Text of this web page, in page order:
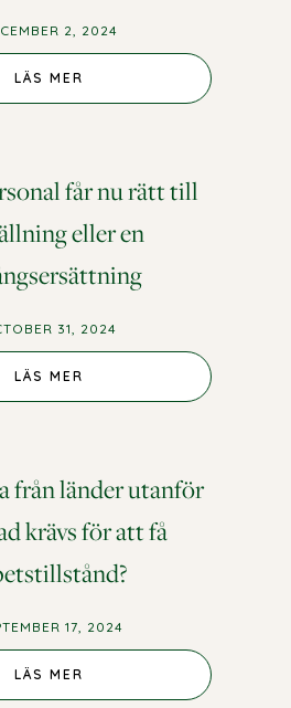
2, 2024
LÄS MER
får nu rätt till
eller en
31, 2024
LÄS MER
från länder utanför
krävs för att få
17, 2024
LÄS MER